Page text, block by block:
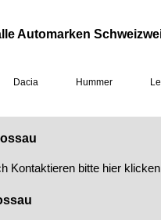
Kontaktieren bitte hier klicken